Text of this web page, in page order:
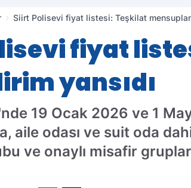
Siirt Polisevi fiyat listesi: Teşkilat
fiyat
yansıdı
19 Ocak 2026 ve 1
aile odası ve suit oda
ve onaylı misafir